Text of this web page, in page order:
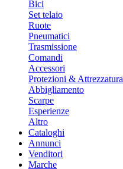
Bici
Set telaio
Ruote
Pneumatici
Trasmissione
Comandi
Accessori
Protezioni & Attrezzatura
Abbigliamento
Scarpe
Esperienze
Altro
Cataloghi
Annunci
Venditori
Marche